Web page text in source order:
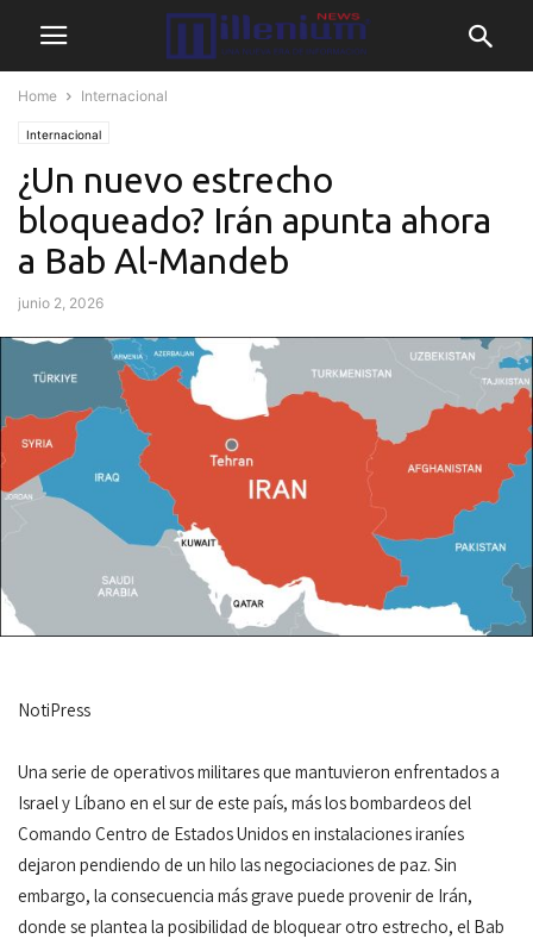
Home Internacional
Internacional
¿Un nuevo estrecho
bloqueado? Irán apunta ahora
a Bab Al-Mandeb
junio 2, 2026
NotiPress
Una serie de operativos militares que mantuvieron enfrentados a
Israel y Líbano en el sur de este país, más los bombardeos del
Comando Centro de Estados Unidos en instalaciones iraníes
dejaron pendiendo de un hilo las negociaciones de paz. Sin
embargo, la consecuencia más grave puede provenir de Irán,
donde se plantea la posibilidad de bloquear otro estrecho, el Bab